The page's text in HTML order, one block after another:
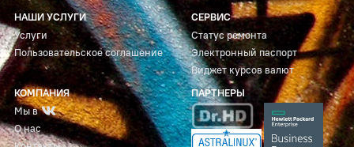
НАШИ УСЛУГИ
Услуги
Пользовательское соглашение
СЕРВИС
Статус ремонта
Электронный паспорт
Виджет курсов валют
КОМПАНИЯ
Мы в
О нас
ПАРТНЕРЫ